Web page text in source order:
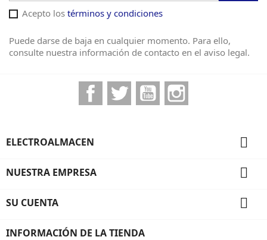
Acepto los términos y condiciones
Puede darse de baja en cualquier momento. Para ello,
consulte nuestra información de contacto en el aviso legal.
FacebookTwitter YouTube
ELECTROALMACEN 
NUESTRA EMPRESA 
SU CUENTA 
INFORMACIÓN DE LA TIENDA